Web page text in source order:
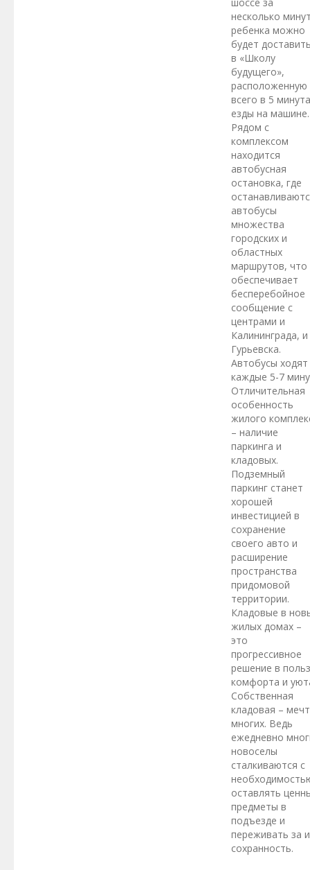
несколько
ребенка можно
будет
в «Школу
будущего»,
расположенную
всего в 5
езды на машине.
Рядом с
комплексом
находится
автобусная
остановка, где
автобусы
множества
городских и
областных
маршрутов, что
обеспечивает
бесперебойное
сообщение с
центрами и
Калининграда, и
Гурьевска.
Автобусы ходят
каждые 5-7
Отличительная
особенность
жилого
– наличие
паркинга и
кладовых.
Подземный
паркинг станет
хорошей
инвестицией в
сохранение
своего авто и
расширение
пространства
придомовой
территории.
Кладовые в
жилых домах –
это
прогрессивное
решение в
комфорта и
Собственная
кладовая –
многих. Ведь
ежедневно
новоселы
сталкиваются с
оставлять
предметы в
подъезде и
переживать за
сохранность.